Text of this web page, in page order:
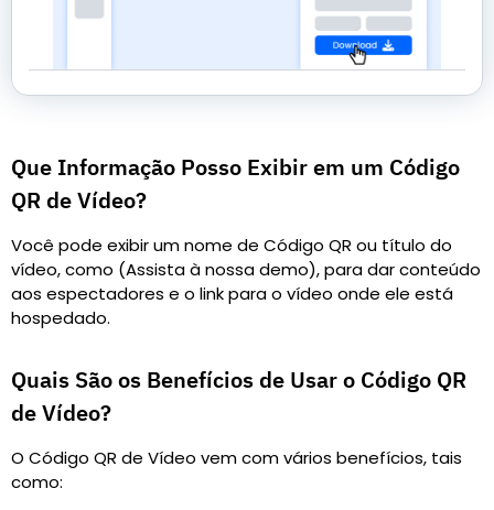
Que Informação Posso Exibir em um Código
QR de Vídeo?
Você pode exibir um nome de Código QR ou título do
vídeo, como (Assista à nossa demo), para dar conteúdo
aos espectadores e o link para o vídeo onde ele está
hospedado.
Quais São os Benefícios de Usar o Código QR
de Vídeo?
O Código QR de Vídeo vem com vários benefícios, tais
como: